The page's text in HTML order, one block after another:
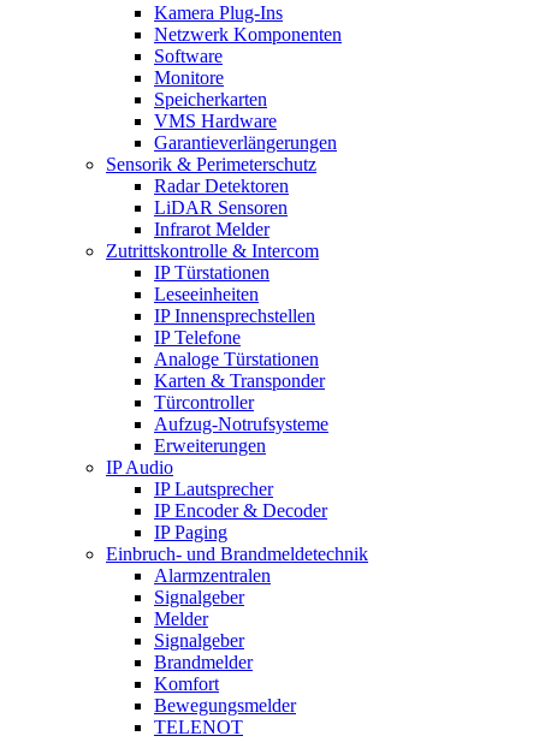
Kamera Plug-Ins
Netzwerk Komponenten
Software
Monitore
Speicherkarten
VMS Hardware
Garantieverlängerungen
Sensorik & Perimeterschutz
Radar Detektoren
LiDAR Sensoren
Infrarot Melder
Zutrittskontrolle & Intercom
IP Türstationen
Leseeinheiten
IP Innensprechstellen
IP Telefone
Analoge Türstationen
Karten & Transponder
Türcontroller
Aufzug-Notrufsysteme
Erweiterungen
IP Audio
IP Lautsprecher
IP Encoder & Decoder
IP Paging
Einbruch- und Brandmeldetechnik
Alarmzentralen
Signalgeber
Melder
Signalgeber
Brandmelder
Komfort
Bewegungsmelder
TELENOT